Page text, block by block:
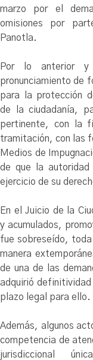
marzo por el
omisiones por
Panotla.
Por lo anterior
pronunciamiento de
para la protección
de la ciudadanía,
pertinente, con la
tramitación, con las
Medios de
de que la autoridad
ejercicio de su
En el Juicio de la
y acumulados,
fue sobreseído,
manera
de una de las
adquirió definitividad
plazo legal para ello.
Además, algunos
competencia de
jurisdiccional